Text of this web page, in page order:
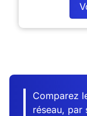
Comparez
réseau, par